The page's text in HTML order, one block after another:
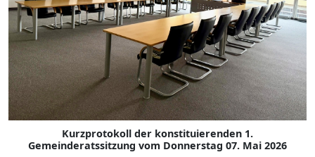
Kurzprotokoll der konstituierenden 1.
Gemeinderatssitzung vom Donnerstag 07. Mai 2026